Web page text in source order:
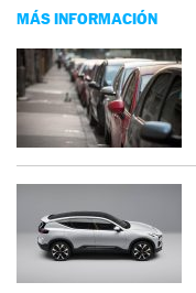
MÁS INFORMACIÓN